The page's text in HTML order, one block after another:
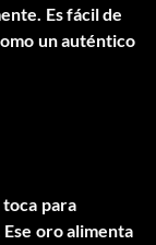
Es fácil de
un auténtico
para
oro alimenta